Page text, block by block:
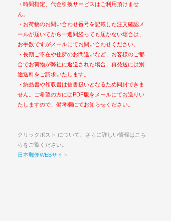
・時間指定、代金引換サービスはご利用頂けませ
ん。
・お荷物のお問い合わせ番号を記載した注文確認メ
ールが届いてから一週間経っても届かない場合は、
お手数ですがメールにてお問い合わせください。
・長期ご不在や住所のお間違いなど、お客様のご都
合でお荷物が弊社に返送された場合、再発送には別
途送料をご請求いたします。
・納品書や領収書は信書扱いとなるため同封できま
せん。ご希望の方にはPDF版をメールにてお送りい
たしますので、備考欄にてお知らせください。
クリックポスト について、さらに詳しい情報はこち
らをご覧ください。
日本郵便WEBサイト